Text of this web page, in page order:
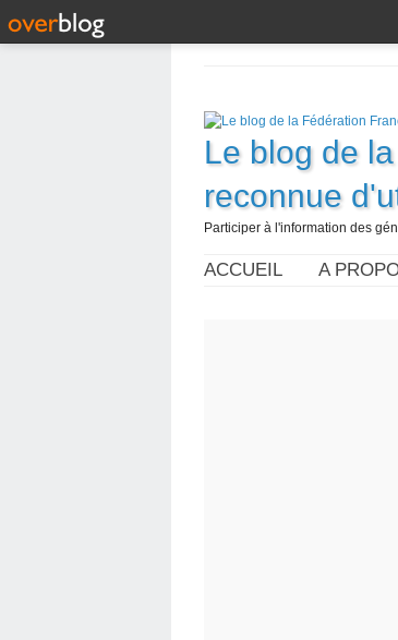
Le blog de
reconnue
Participer à l'information des
ACCUEIL A